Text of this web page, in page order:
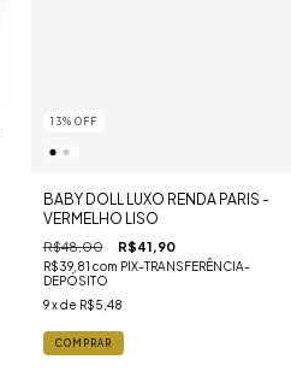
13% OFF
BABY DOLL LUXO RENDA PARIS -
VERMELHO LISO
R$48,00 R$41,90
R$39,81 com PIX-TRANSFERÊNCIA-
DEPÓSITO
9 x de R$5,48
COMPRAR